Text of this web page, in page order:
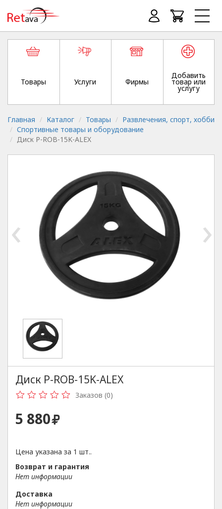
Товары Услуги Фирмы
Добавить
товар или
услугу
Главная Каталог Товары
Развлечения, спорт, хобби
Спортивные товары и оборудование
Диск P-ROB-15K-ALEX
‹ ›
Диск P-ROB-15K-ALEX
Заказов (0)
5 880
Цена указана за 1 шт..
Возврат и гарантия
Нет информации
Доставка
Нет информации